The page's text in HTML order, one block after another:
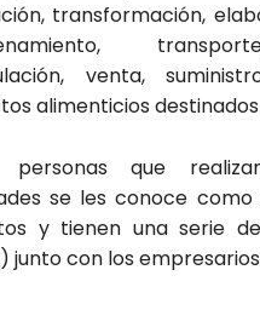
transformación,
venta,
alimenticios
que
se les conoce como
y tienen una serie
junto con los